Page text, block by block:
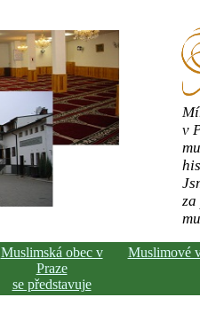
v
Muslimská obec v
Praze
se představuje
Muslimové